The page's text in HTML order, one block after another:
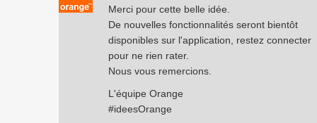
Merci pour cette belle idée.
De nouvelles fonctionnalités seront bientôt
disponibles sur l'application, restez connecter
pour ne rien rater.
Nous vous remercions.
L'équipe Orange
#ideesOrange